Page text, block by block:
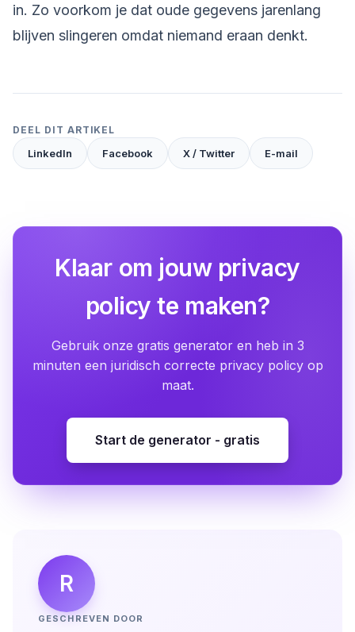
in. Zo voorkom je dat oude gegevens jarenlang
blijven slingeren omdat niemand eraan denkt.
DEEL DIT ARTIKEL
LinkedIn Facebook X / Twitter E-mail
Klaar om jouw privacy
policy te maken?
Gebruik onze gratis generator en heb in 3
minuten een juridisch correcte privacy policy op
maat.
Start de generator - gratis
R
GESCHREVEN DOOR